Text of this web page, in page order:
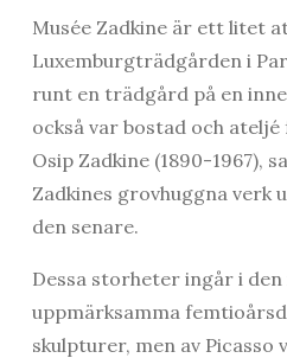
Musée Zadkine är ett litet
Luxemburgträdgården i
runt en trädgård på en
också var bostad och
Osip Zadkine (1890-1967),
Zadkines grovhuggna verk
den senare.
Dessa storheter ingår i
uppmärksamma
skulpturer, men av